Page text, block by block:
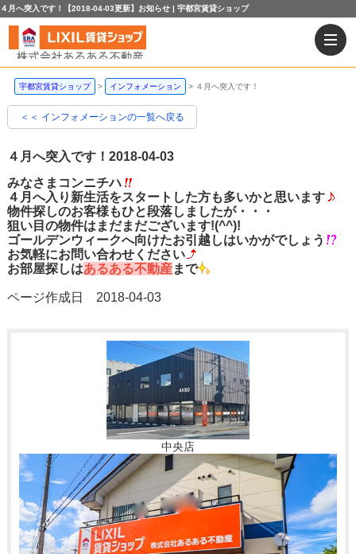
４月へ突入です！【2018-04-03更新】お知らせ | 宇都宮賃貸ショップ
宇都宮賃貸ショップ インフォメーション ４月へ突入です！
＜＜ インフォメーションの一覧へ戻る
４月へ突入です！ 2018-04-03
みなさまコンニチハ
４月へ入り新生活をスタートした方も多いかと思います
物件探しのお客様もひと段落しましたが・・・
狙い目の物件はまだまだございます!(^^)!
ゴールデンウィークへ向けたお引越しはいかがでしょう
お気軽にお問い合わせください
お部屋探しはあるある不動産まで
ページ作成日 2018-04-03
中央店